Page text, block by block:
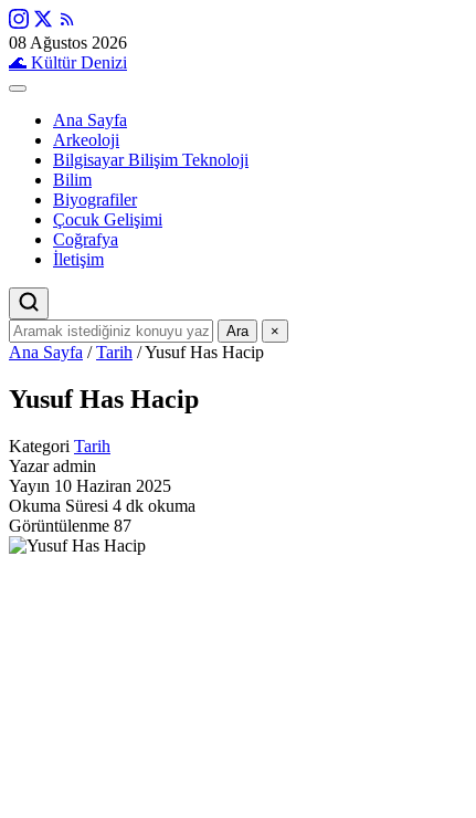
08 Ağustos 2026
🌊 Kültür Denizi
Ana Sayfa
Arkeoloji
Bilgisayar Bilişim Teknoloji
Bilim
Biyografiler
Çocuk Gelişimi
Coğrafya
İletişim
Ara ×
Ana Sayfa / Tarih /Yusuf Has Hacip
Yusuf Has Hacip
Kategori Tarih
Yazar admin
Yayın 10 Haziran 2025
Okuma Süresi 4 dk okuma
Görüntülenme 87